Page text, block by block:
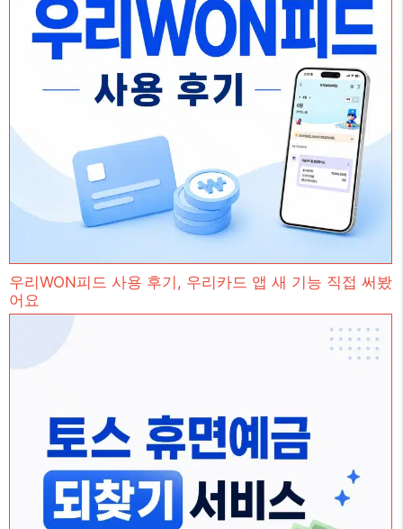
우리WON피드 사용 후기, 우리카드 앱 새 기능 직접 써봤
어요